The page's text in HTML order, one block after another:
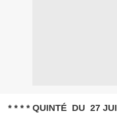
* * * *